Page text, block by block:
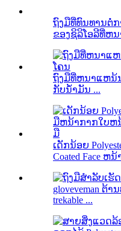
ຖົງມືທີ່ທົນທານຕໍ່
ຂອງຊິລິໂອລີທີ່ຫນ
ຖົງມືທີ່ຫນາແຫນ້
ກັບນ້ໍາມັນ ...
ເດັກນ້ອຍ
Coated Face
gloveveman ຕ້
trekable ...